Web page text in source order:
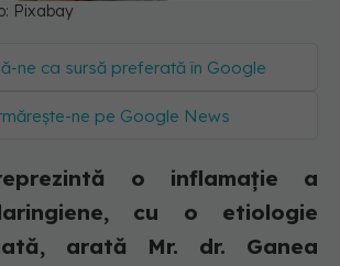
Pixabay
ne ca sursă preferată în Google
ne pe Google News
o inflamație a
cu o etiologie
arată Mr. dr. Ganea